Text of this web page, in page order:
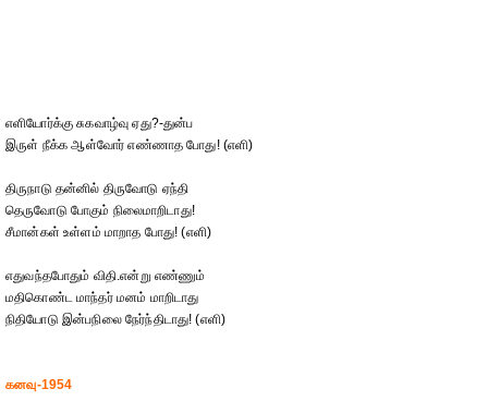
எளியோர்க்கு சுகவாழ்வு ஏது?-துன்ப
இருள் நீக்க ஆள்வோர் எண்ணாத போது! (எளி)
திருநாடு தன்னில் திருவோடு ஏந்தி
தெருவோடு போகும் நிலைமாறிடாது!
சீமான்கள் உள்ளம் மாறாத போது! (எளி)
எதுவந்தபோதும் விதி.என்று எண்ணும்
மதிகொண்ட மாந்தர் மனம் மாறிடாது
நிதியோடு இன்பநிலை நேர்ந்திடாது! (எளி)
கனவு-1954